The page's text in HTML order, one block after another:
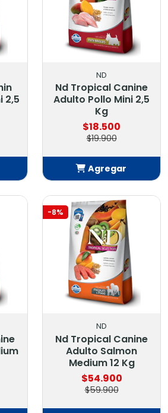
2,5
ND
Nd Tropical Canine
Adulto Pollo Mini 2,5
Kg
$18.500
$19.900
Agregar
Añadido
-8%
ND
Nd Tropical Canine
Adulto Salmon
Medium 12 Kg
$54.900
$59.900